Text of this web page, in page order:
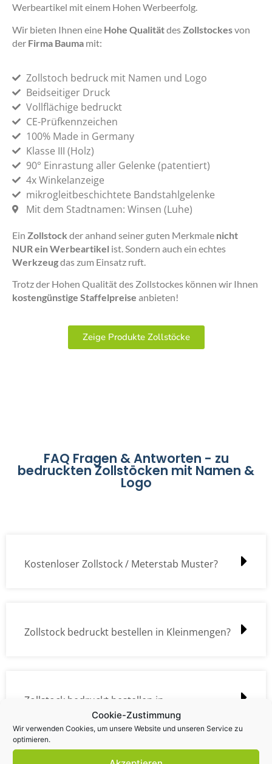
Cookie-Zustimmung
Wir verwenden Cookies, um unsere Website und unseren Service zu
optimieren.
Werbeartikel mit einem Hohen Werbeerfolg.
Wir bieten Ihnen eine Hohe Qualitätdes Zollstockesvon
der Firma Bauma mit:
Zollstoch bedruck mit Namen und Logo
Beidseitiger Druck
Vollflächige bedruckt
CE-Prüfkennzeichen
100% Made in Germany
Klasse III (Holz)
90° Einrastung aller Gelenke (patentiert)
4x Winkelanzeige
mikrogleitbeschichtete Bandstahlgelenke
Mit dem Stadtnamen: Winsen (Luhe)
Ein Zollstock der anhand seiner guten Merkmale nicht
NUR ein Werbeartikel ist. Sondern auch ein echtes
Werkzeugdas zum Einsatz ruft.
Trotz der Hohen Qualität des Zollstockes können wir Ihnen
kostengünstige Staffelpreise anbieten!
Zeige Produkte Zollstöcke
FAQ Fragen & Antworten - zu
bedruckten Zollstöcken mit Namen &
Logo
Kostenloser Zollstock / Meterstab Muster?
Zollstock bedruckt bestellen in Kleinmengen?
Zollstock bedruckt bestellen in